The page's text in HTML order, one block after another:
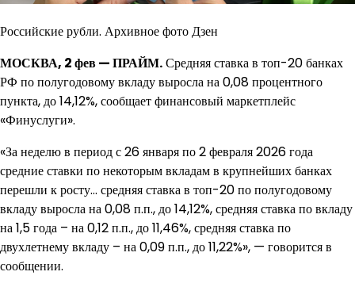
Российские рубли. Архивное фото Дзен
МОСКВА, 2 фев — ПРАЙМ.Средняя ставка в топ-20 банках
РФ по полугодовому вкладу выросла на 0,08 процентного
пункта, до 14,12%, сообщает финансовый маркетплейс
«Финуслуги».
«За неделю в период с 26 января по 2 февраля 2026 года
средние ставки по некоторым вкладам в крупнейших банках
перешли к росту… средняя ставка в топ-20 по полугодовому
вкладу выросла на 0,08 п.п., до 14,12%, средняя ставка по вкладу
на 1,5 года – на 0,12 п.п., до 11,46%, средняя ставка по
двухлетнему вкладу – на 0,09 п.п., до 11,22%», — говорится в
сообщении.